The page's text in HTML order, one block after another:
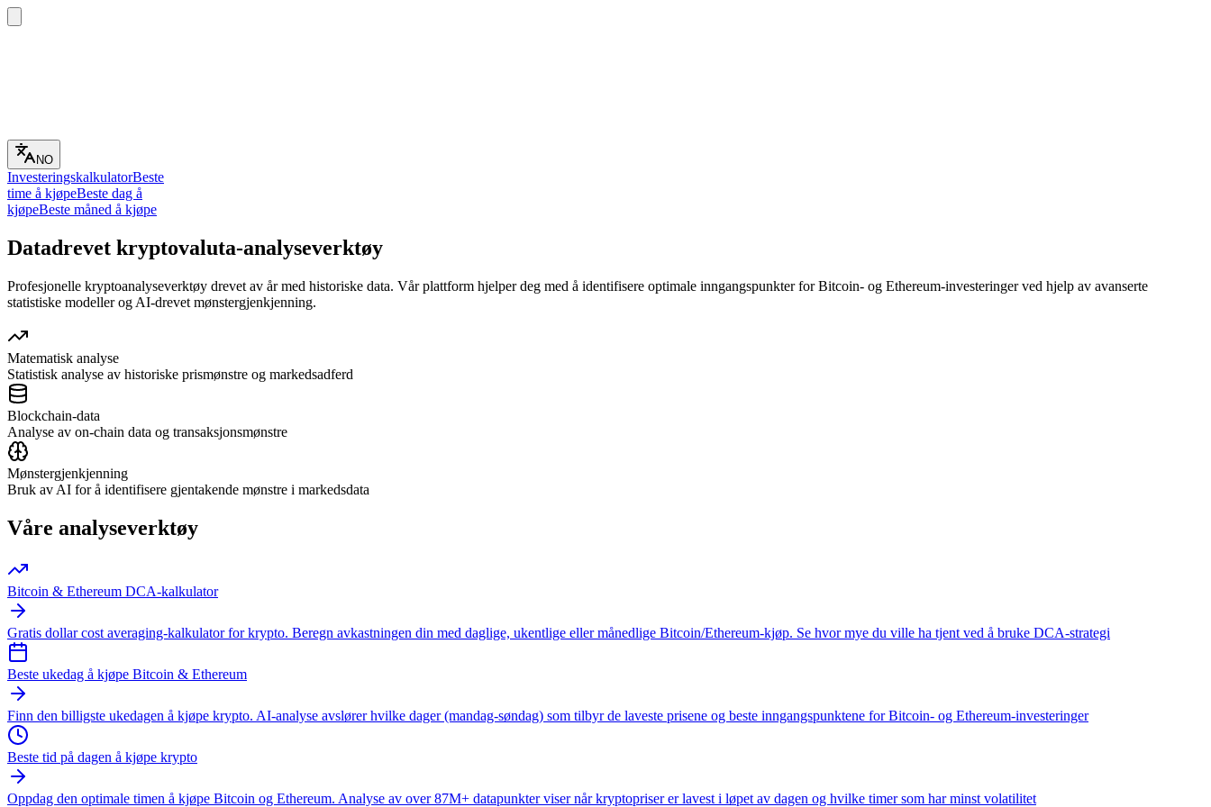
NO
InvesteringskalkulatorBeste
time å kjøpeBeste dag å
kjøpeBeste måned å kjøpe
Datadrevet kryptovaluta-analyseverktøy
Profesjonelle kryptoanalyseverktøy drevet av år med historiske data. Vår plattform hjelper deg med å identifisere optimale inngangspunkter for Bitcoin- og Ethereum-investeringer ved hjelp av avanserte
statistiske modeller og AI-drevet mønstergjenkjenning.
Matematisk analyse
Statistisk analyse av historiske prismønstre og markedsadferd
Blockchain-data
Analyse av on-chain data og transaksjonsmønstre
Mønstergjenkjenning
Bruk av AI for å identifisere gjentakende mønstre i markedsdata
Våre analyseverktøy
Bitcoin & Ethereum DCA-kalkulator
Gratis dollar cost averaging-kalkulator for krypto. Beregn avkastningen din med daglige, ukentlige eller månedlige Bitcoin/Ethereum-kjøp. Se hvor mye du ville ha tjent ved å bruke DCA-strategi
Beste ukedag å kjøpe Bitcoin & Ethereum
Finn den billigste ukedagen å kjøpe krypto. AI-analyse avslører hvilke dager (mandag-søndag) som tilbyr de laveste prisene og beste inngangspunktene for Bitcoin- og Ethereum-investeringer
Beste tid på dagen å kjøpe krypto
Oppdag den optimale timen å kjøpe Bitcoin og Ethereum. Analyse av over 87M+ datapunkter viser når kryptopriser er lavest i løpet av dagen og hvilke timer som har minst volatilitet